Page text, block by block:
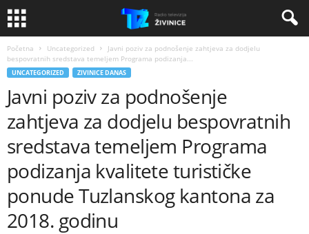
Početna Uncategorized
Javni poziv za podnošenje zahtjeva za dodjelu
bespovratnih sredstava temeljem Programa podizanja...
UNCATEGORIZED ZIVINICE DANAS
Javni poziv za podnošenje
zahtjeva za dodjelu bespovratnih
sredstava temeljem Programa
podizanja kvalitete turističke
ponude Tuzlanskog kantona za
2018. godinu